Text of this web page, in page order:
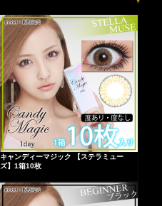
キャンディーマジック 【ステラミュー
ズ】1箱10枚